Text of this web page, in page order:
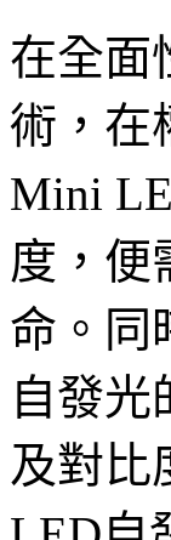
在全面
術，在
Mini
度，便
命。同
自發
及對比